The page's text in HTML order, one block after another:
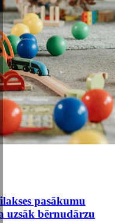
pasākumu
uzsāk bērnudārzu